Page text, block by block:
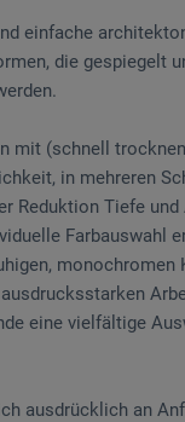
einfache
die gespiegelt
mit (schnell
in mehreren
Reduktion Tiefe und
Farbauswahl
monochromen
eine vielfältige
ausdrücklich an